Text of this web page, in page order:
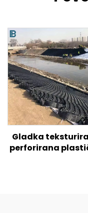
Gladka
perforirana